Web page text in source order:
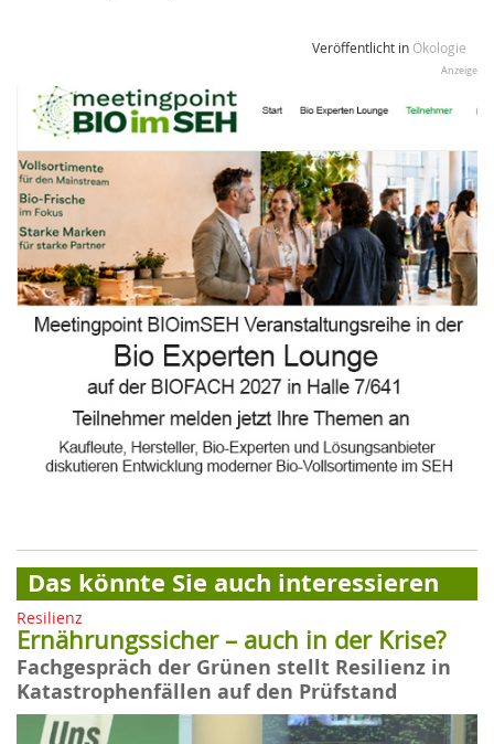
Veröffentlicht in Ökologie
Anzeige
Das könnte Sie auch interessieren
Resilienz
Ernährungssicher – auch in der Krise?
Fachgespräch der Grünen stellt Resilienz in
Katastrophenfällen auf den Prüfstand